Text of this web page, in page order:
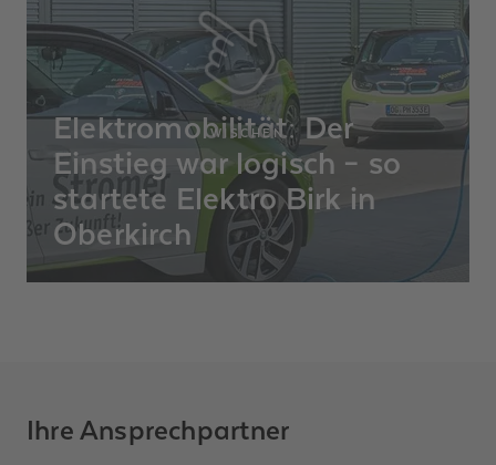
Elektromobilität: Der
Einstieg war logisch – so
startete Elektro Birk in
Oberkirch
Elektro Birk aus Oberkirch packten es selbst
WISCHEN
Ihre Ansprechpartner